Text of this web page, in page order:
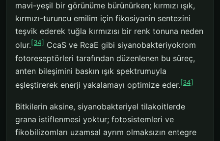
mavi-yeşil bir görünüme bürünürken; kırmızı ışık,
kırmızı-turuncu emilim için fikosiyanin sentezini
teşvik ederek tuğla kırmızısı bir renk tonuna neden
olur.[34] CcaS ve RcaE gibi siyanobakteriyokrom
fotoreseptörleri tarafından düzenlenen bu süreç,
anten bileşimini baskın ışık spektrumuyla
eşleştirerek enerji yakalamayı optimize eder.[34]
Bitkilerin aksine, siyanobakteriyel tilakoitlerde
grana istiflenmesi yoktur; fotosistemleri ve
fikobilizomları uzamsal ayrım olmaksızın entegre